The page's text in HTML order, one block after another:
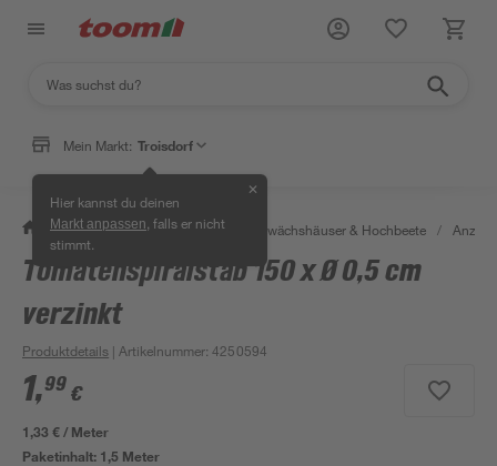
Mein Markt: Troisdorf
Hier kannst du deinen
Markt anpassen , falls er nicht
stimmt.
✕
/ Garten & Freizeit / Anzucht, Gewächshäuser & Hochbeete /
Bestseller
Tomatenspiralstab 150 x Ø 0,5 cm
verzinkt
Produktdetails | Artikelnummer:4250594
1,99 €
1,33 € / Meter
Paketinhalt: 1,5 Meter